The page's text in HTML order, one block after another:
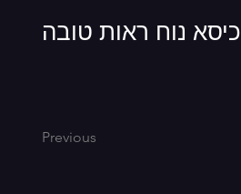
כיסא נוח ראות טובה
Previous